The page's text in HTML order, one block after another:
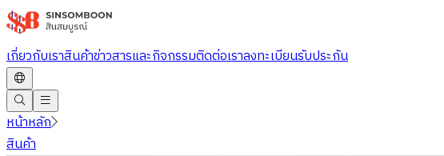
ข้าม
ไป
ยัง
เนื้อหา
หลัก
เกี่ยวกับเราสินค้าข่าวสารและกิจกรรมติดต่อเราลงทะเบียนรับประกัน
หน้าหลัก
สินค้า